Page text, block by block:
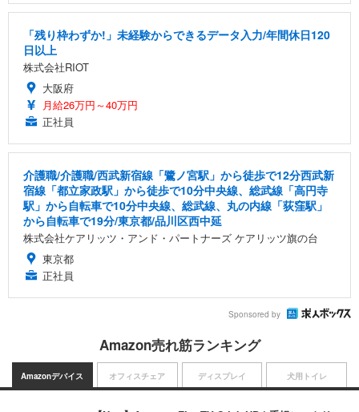
「残り枠わずか!」未経験からできるデータ入力/年間休日120
日以上
株式会社RIOT
大阪府
月給26万円～40万円
正社員
介護職/介護職/西武新宿線「鷺ノ宮駅」から徒歩で12分西武新
宿線「都立家政駅」から徒歩で10分中央線、総武線「高円寺
駅」から自転車で10分中央線、総武線、丸の内線「荻窪駅」
から自転車で19分/東京都/品川区西中延
株式会社ケアリッツ・アンド・パートナーズ ケアリッツ旗の台
東京都
正社員
Sponsored by
Amazon売れ筋ランキング
Amazonデバイス オフィスチェア ディスプレイ 犬用トイレ